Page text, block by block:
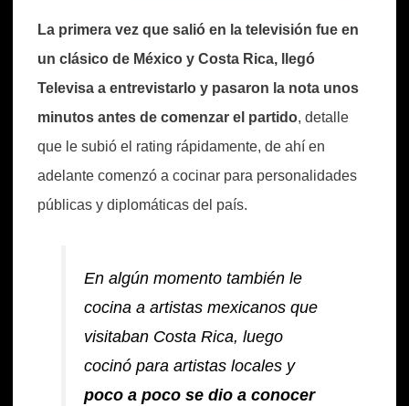
La primera vez que salió en la televisión fue en
un clásico de México y Costa Rica, llegó
Televisa a entrevistarlo y pasaron la nota unos
minutos antes de comenzar el partido, detalle
que le subió el rating rápidamente, de ahí en
adelante comenzó a cocinar para personalidades
públicas y diplomáticas del país.
En algún momento también le
cocina a artistas mexicanos que
visitaban Costa Rica, luego
cocinó para artistas locales y
poco a poco se dio a conocer